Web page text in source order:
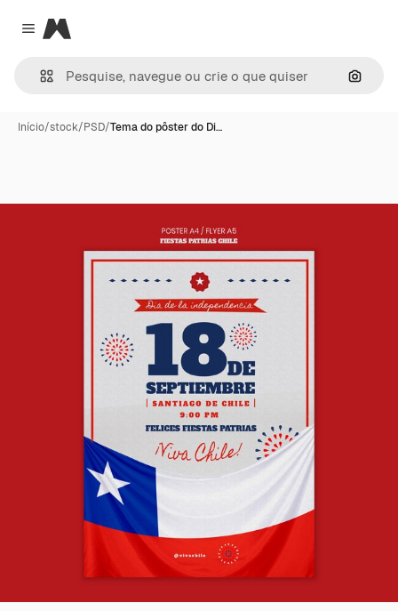
Close menu
Magnific
Início/stock/PSD/Tema do pôster do Di…